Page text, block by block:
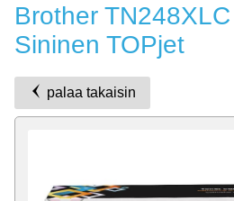
Brother
Sininen TOPjet
palaa takaisin